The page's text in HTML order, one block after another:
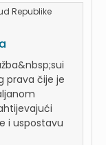
Republike
prava čije je
i uspostavu